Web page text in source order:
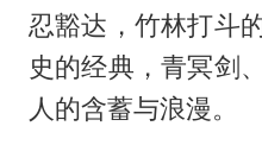
忍豁达，竹林打斗
史的经典，青冥剑
人的含蓄与浪漫。